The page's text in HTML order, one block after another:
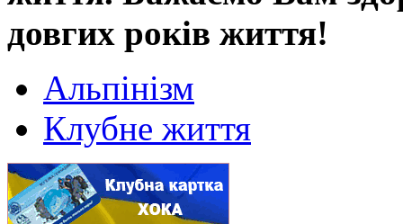
довгих років життя!
Альпінізм
Клубне життя